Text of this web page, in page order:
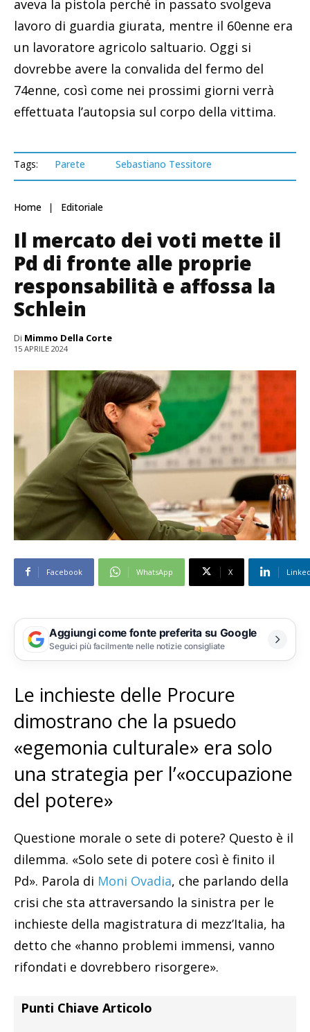
aveva la pistola perché in passato svolgeva
lavoro di guardia giurata, mentre il 60enne era
un lavoratore agricolo saltuario. Oggi si
dovrebbe avere la convalida del fermo del
74enne, così come nei prossimi giorni verrà
effettuata l’autopsia sul corpo della vittima.
Tags: Parete Sebastiano Tessitore
Home Editoriale
Il mercato dei voti mette il
Pd di fronte alle proprie
responsabilità e affossa la
Schlein
Di Mimmo Della Corte
15 APRILE 2024
Facebook WhatsApp X
Aggiungi come fonte preferita su Google
Seguici più facilmente nelle notizie consigliate
Le inchieste delle Procure
dimostrano che la psuedo
«egemonia culturale» era solo
una strategia per l’«occupazione
del potere»
Questione morale o sete di potere? Questo è il
dilemma. «Solo sete di potere così è finito il
Pd». Parola di Moni Ovadia, che parlando della
crisi che sta attraversando la sinistra per le
inchieste della magistratura di mezz’Italia, ha
detto che «hanno problemi immensi, vanno
rifondati e dovrebbero risorgere».
Punti Chiave Articolo